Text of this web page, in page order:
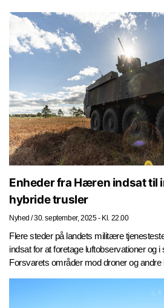
Enheder fra Hæren indsat til
hybride trusler
Nyhed / 30. september, 2025 - Kl. 22.00
Flere steder på landets militære
indsat for at foretage luftobservationer og
Forsvarets områder mod droner og andre